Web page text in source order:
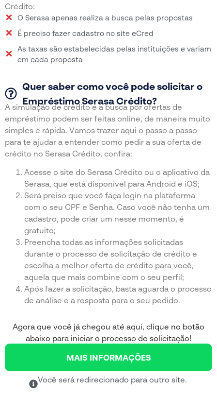
Crédito:
O Serasa apenas realiza a busca pelas propostas
É preciso fazer cadastro no site eCred
As taxas são estabelecidas pelas instituições e variam
em cada proposta
Quer saber como você pode solicitar o
Empréstimo Serasa Crédito?
A simulação de crédito e a busca por ofertas de
empréstimo podem ser feitas online, de maneira muito
simples e rápida. Vamos trazer aqui o passo a passo
para te ajudar a entender como pedir a sua oferta de
crédito no Serasa Crédito, confira:
Acesse o site do Serasa Crédito ou o aplicativo da
Serasa, que está disponível para Android e iOS;
Será preiso que você faça login na plataforma
com o seu CPF e Senha. Caso você não tenha um
cadastro, pode criar um nesse momento, é
gratuito;
Preencha todas as informações solicitadas
durante o processo de solicitação de crédito e
escolha a melhor oferta de crédito para você,
aquela que mais combine com o seu perfil;
Após fazer a solicitação, basta aguarda o processo
de análise e a resposta para o seu pedido.
Agora que você já chegou até aqui, clique no botão
abaixo para iniciar o processo de solicitação!
MAIS INFORMAÇÕES
Você será redirecionado para outro site.